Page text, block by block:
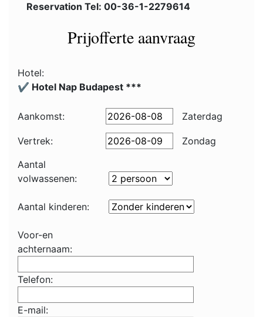
Reservation Tel: 00-36-1-2279614
Prijofferte aanvraag
Hotel:
✔️ Hotel Nap Budapest ***
Aankomst: Zaterdag
Vertrek:
Zondag
Aantal
volwassenen:
Aantal kinderen:
Voor-en
achternaam:
Telefon:
E-mail: